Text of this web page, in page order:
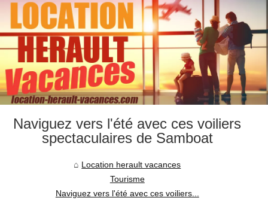
Naviguez vers l'été avec ces voiliers
spectaculaires de Samboat
Location herault vacances
Tourisme
Naviguez vers l'été avec ces voiliers...